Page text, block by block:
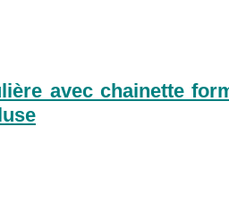
avec chainette